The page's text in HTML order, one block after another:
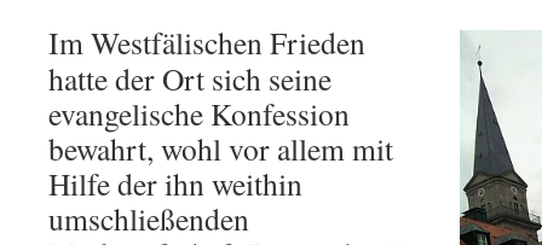
Im Westfälischen Frieden
hatte der Ort sich seine
evangelische Konfession
bewahrt, wohl vor allem mit
Hilfe der ihn weithin
umschließenden